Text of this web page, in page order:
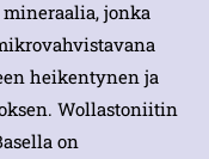
jonka
heikentynen ja
Wollastoniitin
on